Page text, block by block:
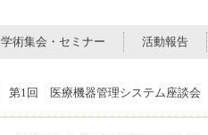
学術集会・セミナー 活動報告
第1回 医療機器管理システム座談会